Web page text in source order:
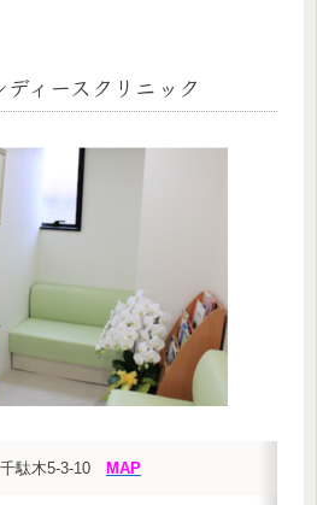
ィースクリニック
駄木5-3-10 MAP